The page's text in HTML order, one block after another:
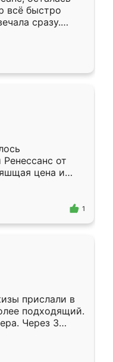
всё быстро
сразу.
подошёл к
Собрали
даже
от
цена и
Приехавший
самый
1
прислали в
подходящий.
Через 3
Остались
Ренессанс